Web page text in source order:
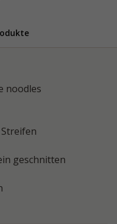
noodles
geschnitten